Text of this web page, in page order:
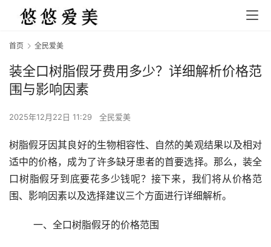
首页 全民爱美
装全口树脂假牙费用多少？详细解析价格范
围与影响因素
2025年12月22日 11:29 全民爱美
树脂假牙因其良好的生物相容性、自然的美观结果以及相对
适中的价格，成为了许多缺牙患者的首要选择。那么，装全
口树脂假牙到底要花多少钱呢？接下来，我们将从价格范
围、影响因素以及选择建议三个方面进行详细解析。
	一、全口树脂假牙的价格范围